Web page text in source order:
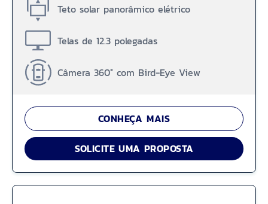
Teto solar panorâmico elétrico
Telas de 12.3 polegadas
Câmera 360° com Bird-Eye View
CONHEÇA MAIS
SOLICITE UMA PROPOSTA